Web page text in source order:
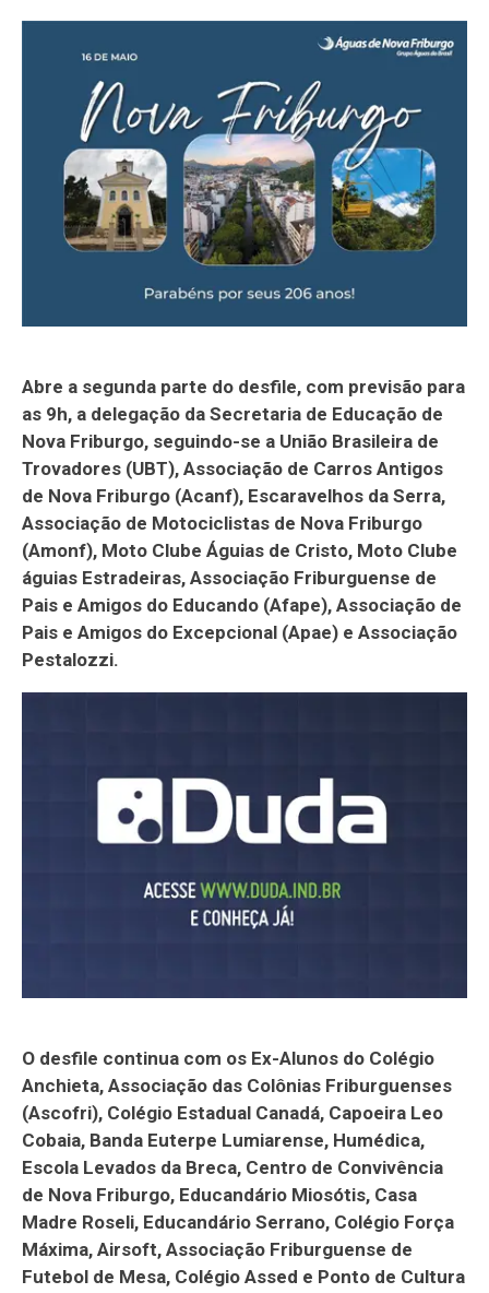
Abre a segunda parte do desfile, com previsão para
as 9h, a delegação da Secretaria de Educação de
Nova Friburgo, seguindo-se a União Brasileira de
Trovadores (UBT), Associação de Carros Antigos
de Nova Friburgo (Acanf), Escaravelhos da Serra,
Associação de Motociclistas de Nova Friburgo
(Amonf), Moto Clube Águias de Cristo, Moto Clube
águias Estradeiras, Associação Friburguense de
Pais e Amigos do Educando (Afape), Associação de
Pais e Amigos do Excepcional (Apae) e Associação
Pestalozzi.
O desfile continua com os Ex-Alunos do Colégio
Anchieta, Associação das Colônias Friburguenses
(Ascofri), Colégio Estadual Canadá, Capoeira Leo
Cobaia, Banda Euterpe Lumiarense, Humédica,
Escola Levados da Breca, Centro de Convivência
de Nova Friburgo, Educandário Miosótis, Casa
Madre Roseli, Educandário Serrano, Colégio Força
Máxima, Airsoft, Associação Friburguense de
Futebol de Mesa, Colégio Assed e Ponto de Cultura